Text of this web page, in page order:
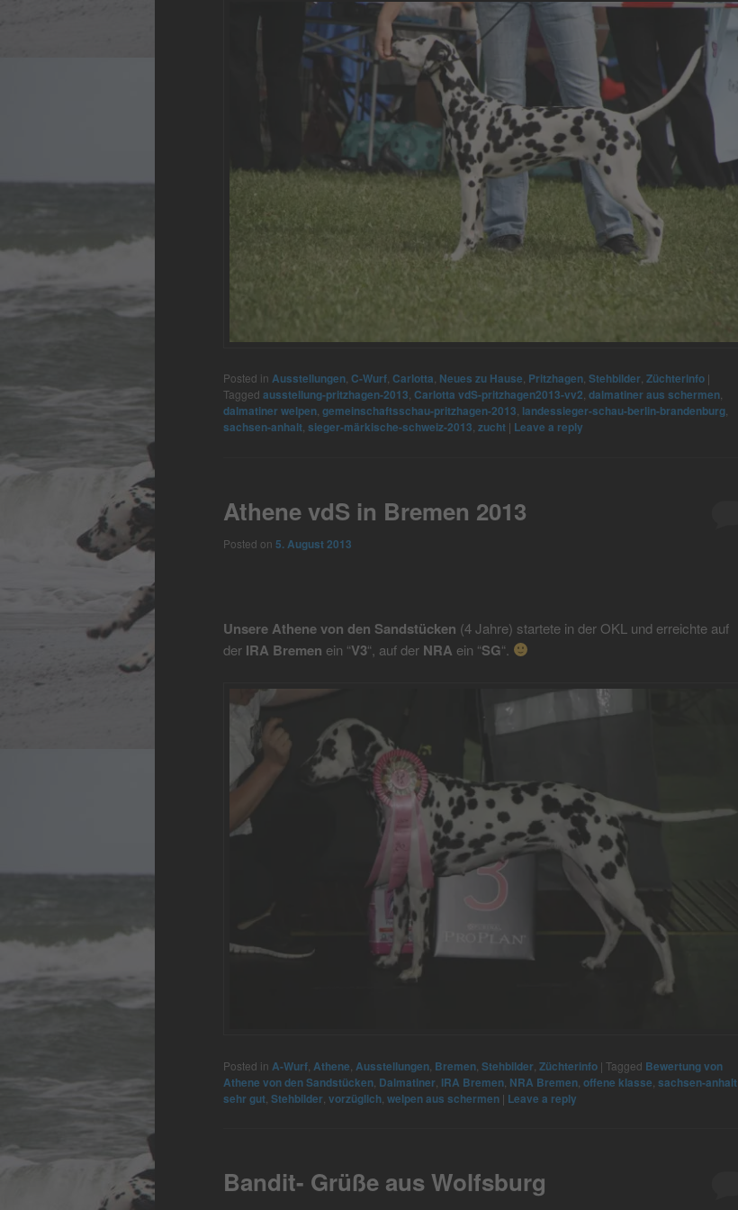
Posted in Ausstellungen C-Wurf Carlotta Neues zu Hause Pritzhagen Stehbilder Züchterinfo |
Tagged ausstellung-pritzhagen-2013 Carlotta vdS-pritzhagen2013-vv2 dalmatiner aus schermen
dalmatiner welpen gemeinschaftsschau-pritzhagen-2013 landessieger-schau-berlin-brandenburg
sachsen-anhalt sieger-märkische-schweiz-2013 zucht | Leave a reply
Athene vdS in Bremen 2013
Posted on 5. August 2013
Unsere Athene von den Sandstücken (4 Jahre) startete in der OKL und erreichte auf
der IRA Bremen ein “V3“, auf der NRA ein “SG“.
Posted in A-Wurf Athene Ausstellungen Bremen Stehbilder Züchterinfo | Tagged Bewertung von
Athene von den Sandstücken Dalmatiner IRA Bremen NRA Bremen offene klasse sachsen-anhalt
sehr gut Stehbilder vorzüglich welpen aus schermen | Leave a reply
Bandit- Grüße aus Wolfsburg